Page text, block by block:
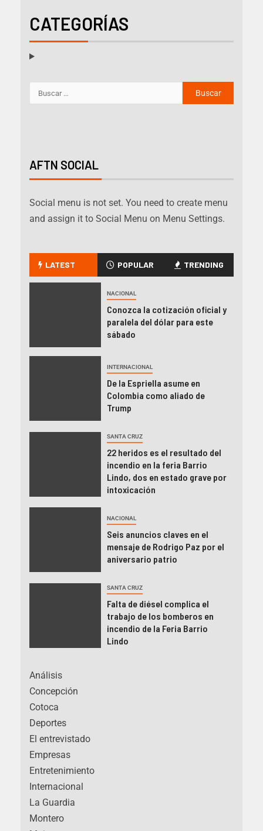
CATEGORÍAS
AFTN SOCIAL
Social menu is not set. You need to create menu
and assign it to Social Menu on Menu Settings.
LATEST POPULAR TRENDING
NACIONAL
Conozca la cotización oficial y
paralela del dólar para este
sábado
INTERNACIONAL
De la Espriella asume en
Colombia como aliado de
Trump
SANTA CRUZ
22 heridos es el resultado del
incendio en la feria Barrio
Lindo, dos en estado grave por
intoxicación
NACIONAL
Seis anuncios claves en el
mensaje de Rodrigo Paz por el
aniversario patrio
SANTA CRUZ
Falta de diésel complica el
trabajo de los bomberos en
incendio de la Feria Barrio
Lindo
Análisis
Concepción
Cotoca
Deportes
El entrevistado
Empresas
Entretenimiento
Internacional
La Guardia
Montero